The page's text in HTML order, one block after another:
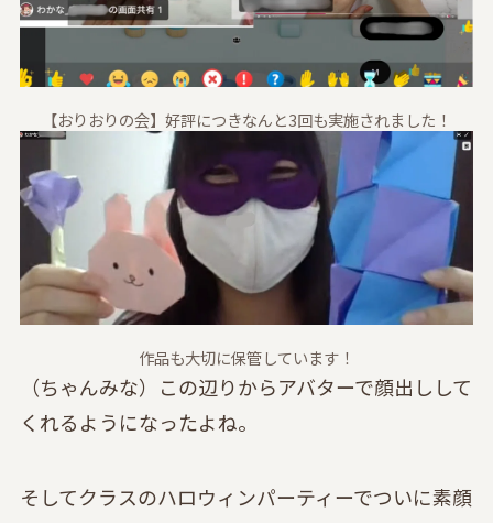
【おりおりの会】好評につきなんと3回も実施されました！
作品も大切に保管しています！
（ちゃんみな）この辺りからアバターで顔出しして
くれるようになったよね。
そしてクラスのハロウィンパーティーでついに素顔